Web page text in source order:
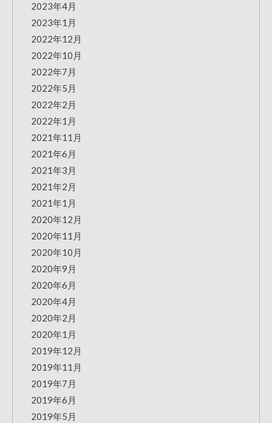
2023年4月
2023年1月
2022年12月
2022年10月
2022年7月
2022年5月
2022年2月
2022年1月
2021年11月
2021年6月
2021年3月
2021年2月
2021年1月
2020年12月
2020年11月
2020年10月
2020年9月
2020年6月
2020年4月
2020年2月
2020年1月
2019年12月
2019年11月
2019年7月
2019年6月
2019年5月